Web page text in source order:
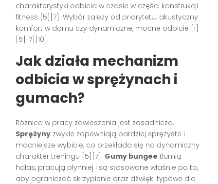
charakterystyki odbicia w czasie w części konstrukcji
fitness [5][7]. Wybór zależy od priorytetu: akustyczny
komfort w domu czy dynamiczne, mocne odbicie [1]
[5][7][10].
Jak działa mechanizm
odbicia w sprężynach i
gumach?
Różnica w pracy zawieszenia jest zasadnicza.
Sprężyny zwykle zapewniają bardziej sprężyste i
mocniejsze wybicie, co przekłada się na dynamiczny
charakter treningu [5][7]. Gumy bungee tłumią
hałas, pracują płynniej i są stosowane właśnie po to,
aby ograniczać skrzypienie oraz dźwięki typowe dla